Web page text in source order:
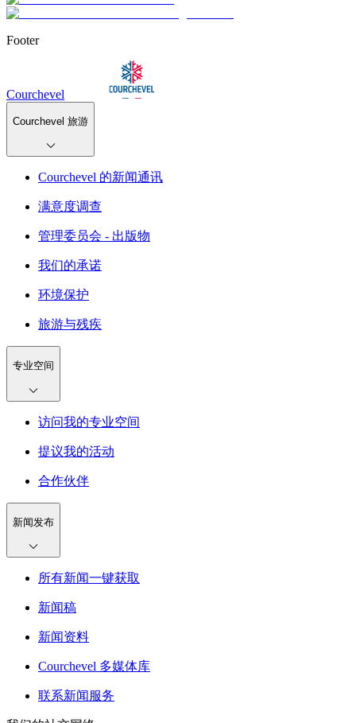
Footer
Courchevel
Courchevel 旅游
Courchevel 的新闻通讯
满意度调查
管理委员会 - 出版物
我们的承诺
环境保护
旅游与残疾
专业空间
访问我的专业空间
提议我的活动
合作伙伴
新闻发布
所有新闻一键获取
新闻稿
新闻资料
Courchevel 多媒体库
联系新闻服务